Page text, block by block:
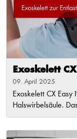
Exoskelett
09. April 2025
Exoskelett CX
Halswirbelsäule.